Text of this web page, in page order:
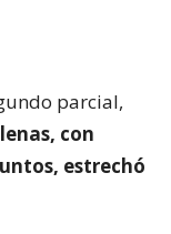
parcial,
con
estrechó